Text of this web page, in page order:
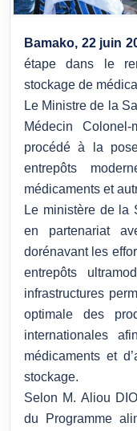
Bamako, 22 juin
étape dans le
stockage de
Le Ministre de la
Médecin
procédé à la
entrepôts
médicaments et
Le ministère de la
en partenariat
dorénavant les
entrepôts
infrastructures
optimale des
internationales
médicaments et
stockage.
Selon M. Aliou
du Programme